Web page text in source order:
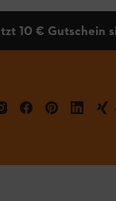
10 € Gutschein